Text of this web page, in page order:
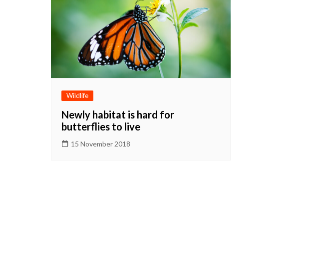
Prestasi Sekolah
Makna / Arti Logo
Wildlife
Newly habitat is hard for
butterflies to live
15 November 2018